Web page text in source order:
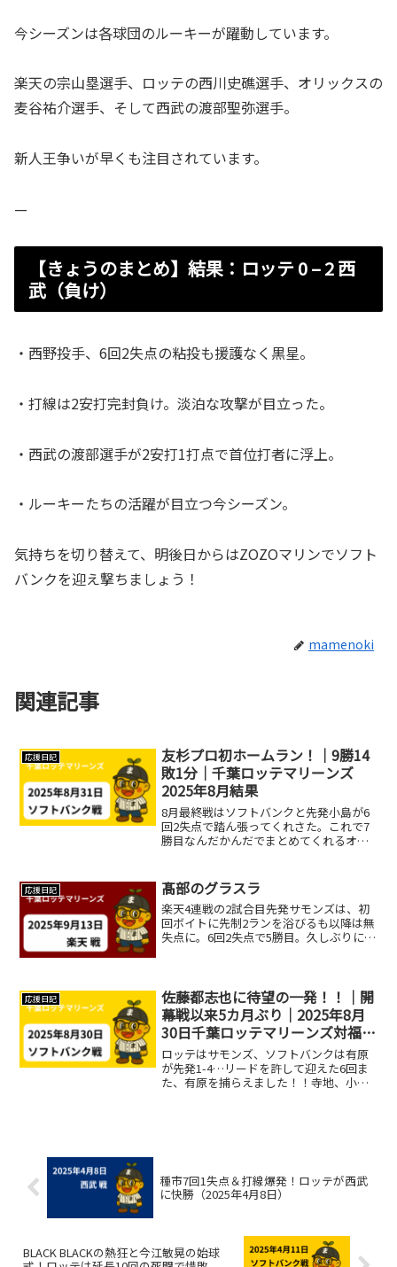
今シーズンは各球団のルーキーが躍動しています。
楽天の宗山塁選手、ロッテの西川史礁選手、オリックスの
麦谷祐介選手、そして西武の渡部聖弥選手。
新人王争いが早くも注目されています。
—
【きょうのまとめ】結果：ロッテ 0 – 2 西
武（負け）
・西野投手、6回2失点の粘投も援護なく黒星。
・打線は2安打完封負け。淡泊な攻撃が目立った。
・西武の渡部選手が2安打1打点で首位打者に浮上。
・ルーキーたちの活躍が目立つ今シーズン。
気持ちを切り替えて、明後日からはZOZOマリンでソフト
バンクを迎え撃ちましょう！
mamenoki
関連記事
応援日記
友杉プロ初ホームラン！｜9勝14
敗1分｜千葉ロッテマリーンズ
2025年8月結果
8月最終戦はソフトバンクと先発小島が6
回2失点で踏ん張ってくれさた。これで7
勝目なんだかんだでまとめてくれるオジ
野ゴロで打点。俺たちの都志也が帰って
きました😭そして4...
応援日記 髙部のグラスラ
楽天4連戦の2試合目先発サモンズは、初
回ボイトに先制2ランを浴びるも以降は無
失点に。6回2失点で5勝目。久しぶりに勝
満塁弾！！一...
応援日記
佐藤都志也に待望の一発！！｜開
幕戦以来5カ月ぶり｜2025年8月
30日千葉ロッテマリーンズ対福岡
ソフトバンクホークス
ロッテはサモンズ、ソフトバンクは有原
が先発1-4…リードを許して迎えた6回ま
た、有原を捕らえました！！寺地、小川
種市7回1失点＆打線爆発！ロッテが西武
に快勝（2025年4月8日）
BLACK BLACKの熱狂と今江敏晃の始球